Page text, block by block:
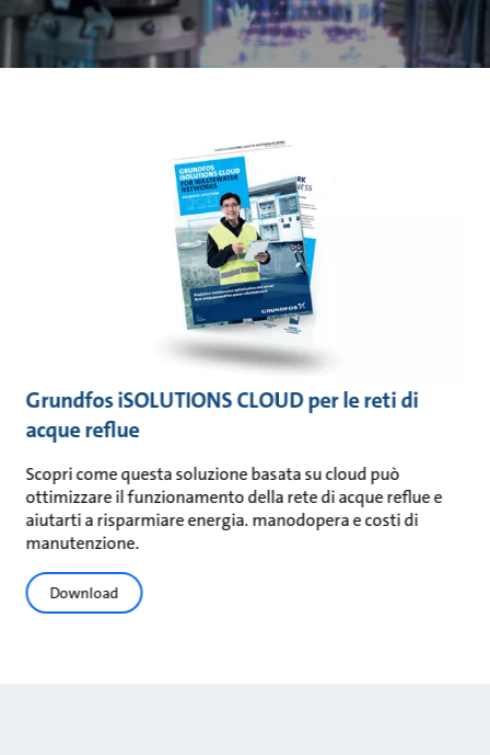
Grundfos iSOLUTIONS CLOUD per le reti di
acque reflue
Scopri come questa soluzione basata su cloud può
ottimizzare il funzionamento della rete di acque reflue e
aiutarti a risparmiare energia. manodopera e costi di
manutenzione.
Download